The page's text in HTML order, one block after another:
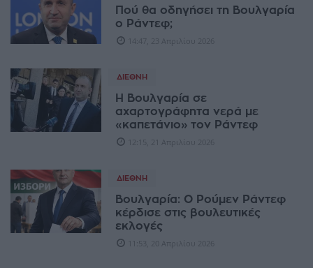
Πού θα οδηγήσει τη Βουλγαρία
ο Ράντεφ;
14:47, 23 Απριλίου 2026
ΔΙΕΘΝΉ
Η Βουλγαρία σε
αχαρτογράφητα νερά με
«καπετάνιο» τον Ράντεφ
12:15, 21 Απριλίου 2026
ΔΙΕΘΝΉ
Βουλγαρία: Ο Ρούμεν Ράντεφ
κέρδισε στις βουλευτικές
εκλογές
11:53, 20 Απριλίου 2026